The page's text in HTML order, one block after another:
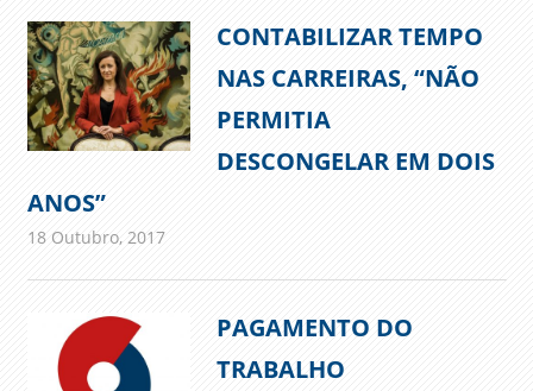
CONTABILIZAR TEMPO
NAS CARREIRAS, “NÃO
PERMITIA
DESCONGELAR EM DOIS
ANOS”
18 Outubro, 2017admin
Imprensa
PAGAMENTO DO
TRABALHO